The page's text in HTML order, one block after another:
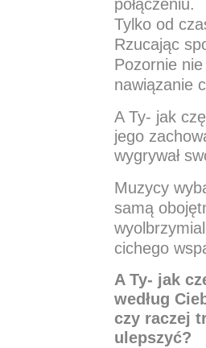
połączeniu.
Tylko od
Rzucając
Pozornie
nawiązanie
A Ty- jak
jego
wygrywał
Muzycy
samą
cichego
A Ty- jak
według
czy raczej
ulepszyć?